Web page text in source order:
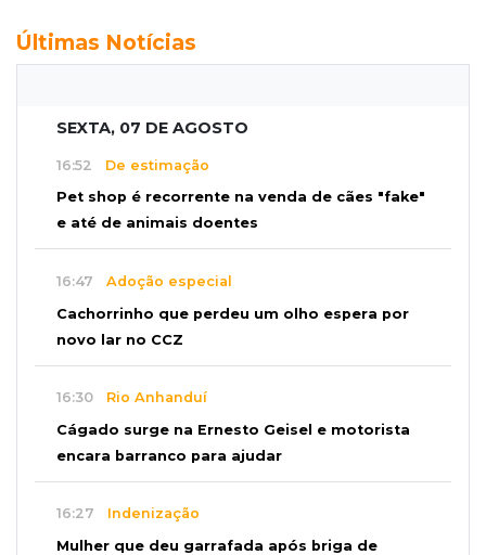
Últimas Notícias
SEXTA, 07 DE AGOSTO
16:52 De estimação
Pet shop é recorrente na venda de cães "fake"
e até de animais doentes
16:47 Adoção especial
Cachorrinho que perdeu um olho espera por
novo lar no CCZ
16:30 Rio Anhanduí
Cágado surge na Ernesto Geisel e motorista
encara barranco para ajudar
16:27 Indenização
Mulher que deu garrafada após briga de